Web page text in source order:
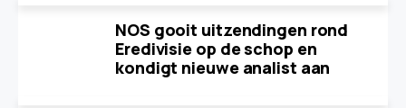
NOS gooit uitzendingen rond
Eredivisie op de schop en
kondigt nieuwe analist aan